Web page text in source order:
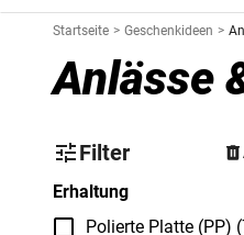
Startseite > Geschenkideen >
Anlässe
Filter
Erhaltung
Polierte Platte (PP)